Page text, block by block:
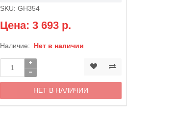
SKU: GH354
Цена: 3 693 р.
Наличие: Нет в наличии
НЕТ В НАЛИЧИИ